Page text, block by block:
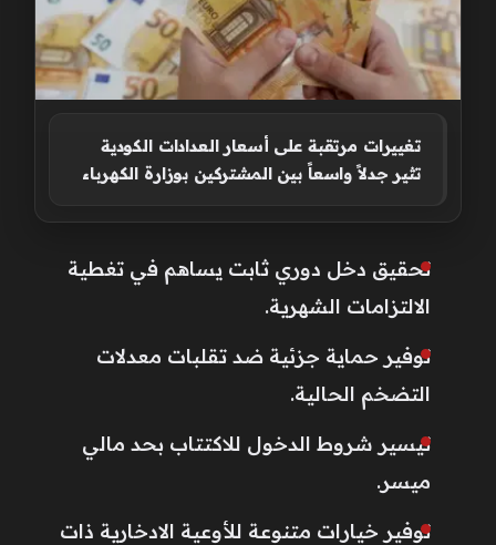
تغييرات مرتقبة على أسعار العدادات الكودية
تثير جدلاً واسعاً بين المشتركين بوزارة الكهرباء
تحقيق دخل دوري ثابت يساهم في تغطية
الالتزامات الشهرية.
توفير حماية جزئية ضد تقلبات معدلات
التضخم الحالية.
تيسير شروط الدخول للاكتتاب بحد مالي
ميسر.
توفير خيارات متنوعة للأوعية الادخارية ذات